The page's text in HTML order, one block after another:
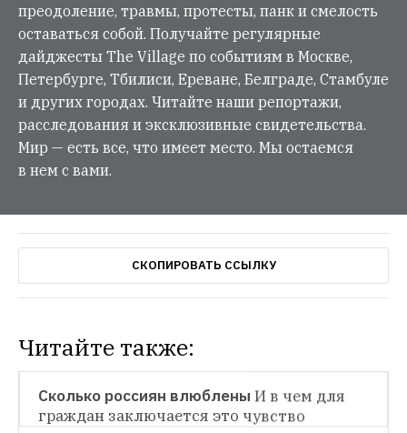
преодоление, травмы, протесты, панк и смелость
оставаться собой. Получайте регулярные
дайджесты The Village по событиям в Москве,
Петербурге, Тбилиси, Ереване, Белграде, Стамбуле
и других городах. Читайте наши репортажи,
расследования и эксклюзивные свидетельства.
Мир — есть все, что имеет место. Мы остаемся
в нем с вами.
СКОПИРОВАТЬ ССЫЛКУ
Читайте также:
НОВОСТИ
Сколько россиян влюблены И в чем для
граждан заключается это чувство